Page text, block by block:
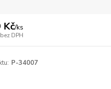
Kč/ks
bez DPH
P-34007